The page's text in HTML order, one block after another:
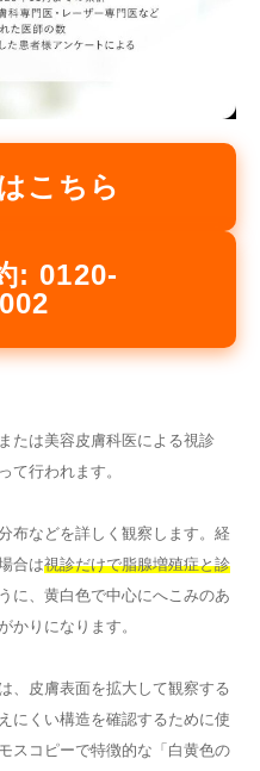
こちら
: 0120-
たは美容皮膚科医による視診
て行われます。
布などを詳しく観察します。経
合は視診だけで脂腺増殖症と診
に、黄白色で中心にへこみのあ
かりになります。
は、皮膚表面を拡大して観察する
にくい構造を確認するために使
スコピーで特徴的な「白黄色の